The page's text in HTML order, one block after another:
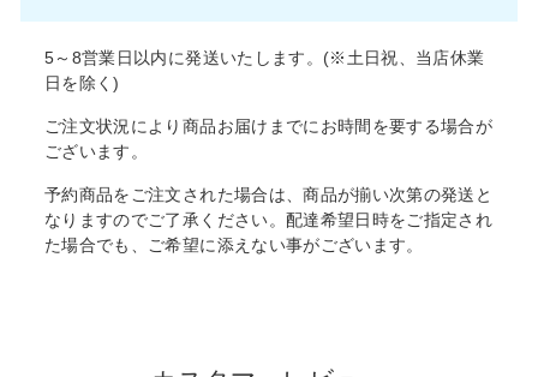
5～8営業日以内に発送いたします。(※土日祝、当店休業
日を除く)
ご注文状況により商品お届けまでにお時間を要する場合が
ございます。
予約商品をご注文された場合は、商品が揃い次第の発送と
なりますのでご了承ください。配達希望日時をご指定され
た場合でも、ご希望に添えない事がございます。